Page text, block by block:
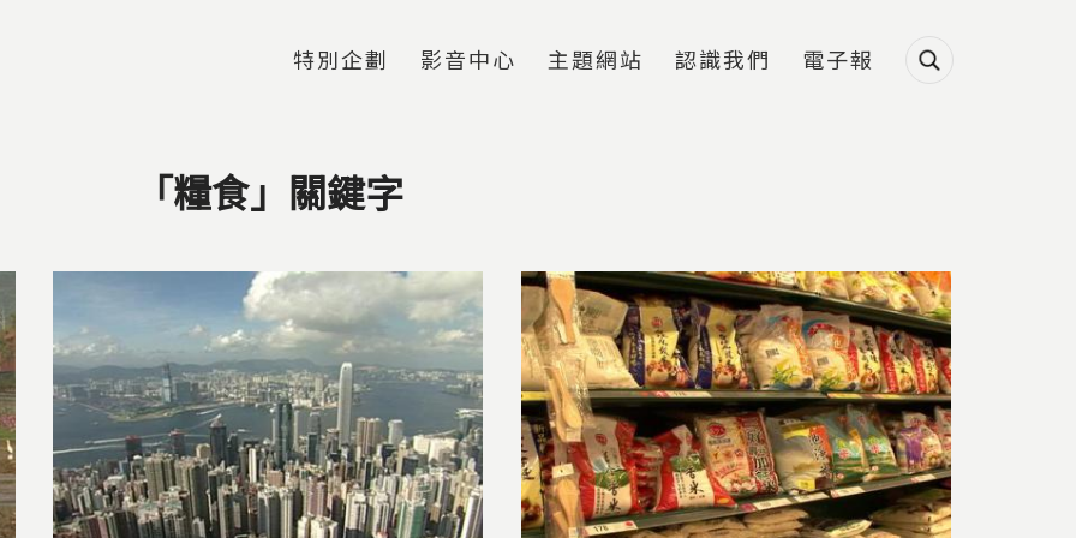
特別企劃 影音中心 主題網站 認識我們 電子報
「糧食」關鍵字